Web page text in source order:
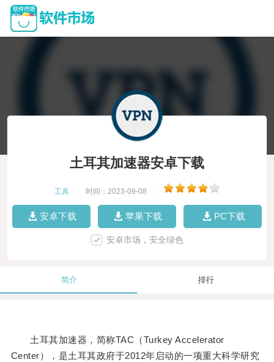
土耳其加速器安卓下载
工具 时间：2023-09-08
安卓下载 苹果下载 PC下载
安卓市场，安全绿色
简介 排行
土耳其加速器，简称TAC（Turkey Accelerator
Center），是土耳其政府于2012年启动的一项重大科学研究